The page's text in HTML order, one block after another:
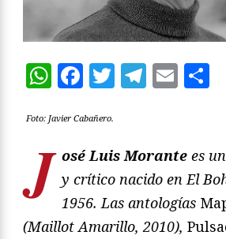
WhatsApp
Facebook
Twitter
Foto: Javier Cabañero.
J osé Luis Morante es
y crítico nacido en El
1956. Las antologías
(Maillot Amarillo, 2010),